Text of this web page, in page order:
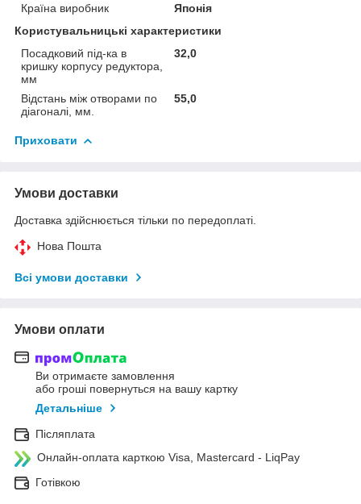
Країна виробник
Японія
Користувальницькі характеристики
Посадковий під-ка в
кришку корпусу редуктора,
мм
32,0
Відстань між отворами по
діагоналі, мм.
55,0
Приховати
Умови доставки
Доставка здійснюється тільки по передоплаті.
Нова Пошта
Всі умови доставки
Умови оплати
Ви отримаєте замовлення
або гроші повернуться на вашу картку
Детальніше
Післяплата
Онлайн-оплата карткою Visa, Mastercard - LiqPay
Готівкою